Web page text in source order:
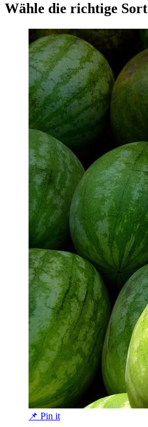
Wähle die richtige
📌 Pin it